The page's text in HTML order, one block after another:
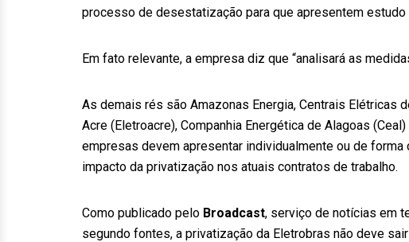
processo de desestatização para que apresentem
Em fato relevante, a empresa diz que “analisará as
As demais rés são Amazonas Energia, Centrais Elétricas
Acre (Eletroacre), Companhia Energética de Alagoas
empresas devem apresentar individualmente ou de
impacto da privatização nos atuais contratos de trabalho.
Como publicado pelo Broadcast, serviço de notícias em
segundo fontes, a privatização da Eletrobras não deve